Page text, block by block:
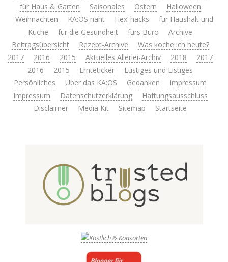
für Haus & Garten
Saisonales Ostern
Halloween
Weihnachten
KA:OS näht Hex’ hacks
für Haushalt und
Küche
für die Gesundheit fürs Büro
Archive
Beitragsübersicht
Rezept-Archive
Was koche ich heute?
2017
2016 2015 Aktuelles Allerlei-Archiv 2018
2017
2016
2015 Ernteticker
Lustiges und Listiges
Persönliches
Über das KA:OS Gedanken
Impressum
Impressum
Datenschutzerklärung
Haftungsausschluss
Disclaimer
Media Kit Sitemap Startseite